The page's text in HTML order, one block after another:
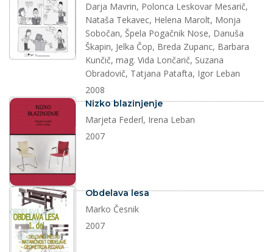
Darja Mavrin, Polonca Leskovar Mesarič,
Nataša Tekavec, Helena Marolt, Monja
Sobočan, Špela Pogačnik Nose, Danuša
Škapin, Jelka Čop, Breda Zupanc, Barbara
Kunčič, mag. Vida Lončarič, Suzana
Obradovič, Tatjana Patafta, Igor Leban
2008
dokument
Nizko blazinjenje
Marjeta Federl, Irena Leban
2007
dokument
Obdelava lesa
Marko Česnik
2007